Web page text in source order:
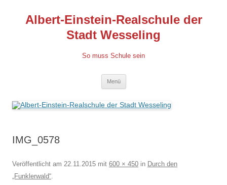
Albert-Einstein-Realschule der
Stadt Wesseling
So muss Schule sein
Menü
IMG_0578
Veröffentlicht am 22.11.2015 mit 600 × 450 in Durch den
„Funklerwald“.